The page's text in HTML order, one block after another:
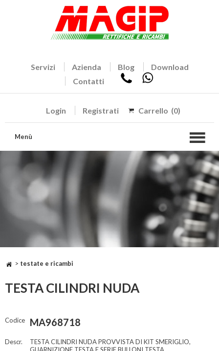
Servizi Azienda Blog
Download
Contatti
Login Registrati Carrello (0)
Menù
> testate e ricambi
TESTA CILINDRI NUDA
Codice MA968718
Descr.
TESTA CILINDRI NUDA PROVVISTA DI KIT SMERIGLIO,